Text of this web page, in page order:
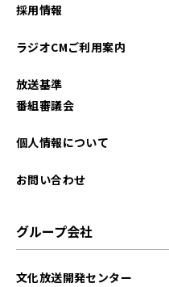
採用情報
ラジオCMご利用案内
放送基準
番組審議会
個人情報について
お問い合わせ
グループ会社
文化放送開発センター